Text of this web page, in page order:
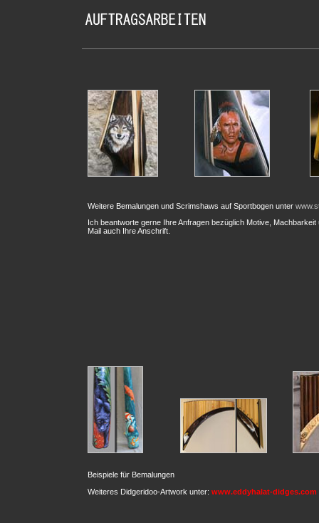
Weitere Bemalungen und Scrimshaws auf Sportbogen unter
Ich beantworte gerne Ihre Anfragen bezüglich Motive, Machbarkeit
Mail auch Ihre Anschrift.
Beispiele für Bemalungen
Weiteres Didgeridoo-Artwork unter: www.eddyhalat-didges.com